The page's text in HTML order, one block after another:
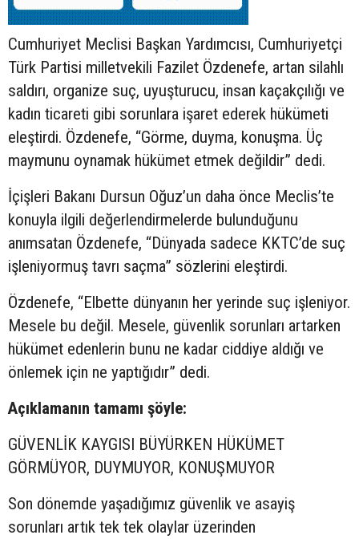
Cumhuriyet Meclisi Başkan Yardımcısı, Cumhuriyetçi
Türk Partisi milletvekili Fazilet Özdenefe, artan silahlı
saldırı, organize suç, uyuşturucu, insan kaçakçılığı ve
kadın ticareti gibi sorunlara işaret ederek hükümeti
eleştirdi. Özdenefe, “Görme, duyma, konuşma. Üç
maymunu oynamak hükümet etmek değildir” dedi.
İçişleri Bakanı Dursun Oğuz’un daha önce Meclis’te
konuyla ilgili değerlendirmelerde bulunduğunu
anımsatan Özdenefe, “Dünyada sadece KKTC’de suç
işleniyormuş tavrı saçma” sözlerini eleştirdi.
Özdenefe, “Elbette dünyanın her yerinde suç işleniyor.
Mesele bu değil. Mesele, güvenlik sorunları artarken
hükümet edenlerin bunu ne kadar ciddiye aldığı ve
önlemek için ne yaptığıdır” dedi.
Açıklamanın tamamı şöyle:
GÜVENLİK KAYGISI BÜYÜRKEN HÜKÜMET
GÖRMÜYOR, DUYMUYOR, KONUŞMUYOR
Son dönemde yaşadığımız güvenlik ve asayiş
sorunları artık tek tek olaylar üzerinden